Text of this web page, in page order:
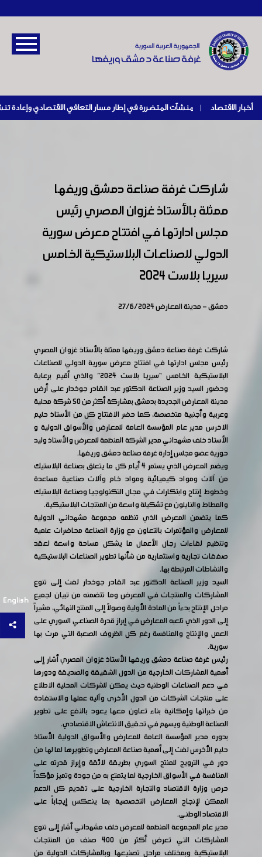
أخبار الاقتصاد |
English
شاركت غرفة صناعة دمشق وريفها
ممثلة بالأستاذ غزوان المصري رئيس
مجلس ادارتها في افتتاح معرض سورية
الدولي للصناعات البلاستيكية الخامس
سيريا بلاست 2024
دمشق - مدينة المعارض 27/6/2024
شاركت غرفة صناعة دمشق وريفها ممثلة بالأستاذ غزوان المصري
رئيس مجلس ادارتها في افتتاح معرض سورية الدولي للصناعات
البلاستيكية الخامس “سيريا بلاست 2024” والذي أقيم برعاية
وحضور السيد وزير الصناعة الدكتور عبد القادر جوخدار على أرض
مدينة المعارض الجديدة بدمشق بمشاركة أكثر من 50 شركة محلية
وعربية وأجنبية متخصصة، كما حضر الافتتاح كل من الأستاذ حليم
الاخرس مدير عام المؤسسة العامة للمعارض والأسواق الدولية و
الأستاذ خلف مشهداني مدير الشركة المنظمة للمعرض والأستاذ وليد
حورية عضو مجلس إدارة غرفة صناعة دمشق وريفها.
ويضم المعرض الذي يستمر 4 أيام كل ما يتعلق بصناعة البلاستيك
من آلات ومواد كيميائية ومواد خام وآلات صناعية مساعدة
وخطوط إنتاج وابتكارات في مجال التكنولوجيا وصناعة البلاستيك
والمطاط والنايلون مع تشكيلة واسعة من المنتجات البلاستيكية.
كما يتضمن المعرض الذي تنظمه مجموعة مشهداني الدولية
للمعارض والمؤتمرات بالتعاون مع وزارة الصناعة محاضرات علمية
وتنظيم لقاءات رجال الأعمال ما يشكل مساحة واسعة لعقد
صفقات تجارية واستثمارية من شأنها تطوير الصناعات البلاستيكية
والنشاطات المرتبطة بها.
السيد وزير الصناعة الدكتور عبد القادر جوخدار لفت إلى تنوع
المشاركات والمنتجات في المعرض وما تتضمنه من تبيان لجميع
مراحل الإنتاج بدءاً من المادة الأولية وصولاً إلى المنتج النهائي، مشيراً
إلى الدور الذي تلعبه المعارض في إبراز قدرة الصناعي السوري على
العمل والإنتاج والمنافسة رغم كل الظروف الصعبة التي مرت بها
سورية.
رئيس غرفة صناعة دمشق وريفها الأستاذ غزوان المصري أشار إلى
أهمية المشاركات الخارجية من الدول الشقيقة والصديقة ودورها
في دعم الصناعات الوطنية حيث يمكن للشركات المحلية الاطلاع
على منتجات الشركات من الدول الأخرى وآلية عملها والاستفادة
من خبراتها وإمكانية بناء تعاون معها يعود بالنفع على تطوير
الصناعة الوطنية ويسهم في تحقيق الانتعاش الاقتصادي.
بدوره مدير المؤسسة العامة للمعارض والأسواق الدولية الأستاذ
حليم الأخرس لفت إلى أهمية صناعة المعارض وتطويرها لما لها من
دور في الترويج للمنتج السوري بطريقة لائقة وإبراز قدرته على
المنافسة في الأسواق الخارجية لما يتمتع به من جودة وتميز مؤكداً
حرص وزارة الاقتصاد والتجارة الخارجية على تقديم كل الدعم
الممكن لإنجاح المعارض التخصصية بما ينعكس إيجاباً على
الاقتصاد الوطني.
مدير عام المجموعة المنظمة للمعرض خلف مشهداني أشار إلى تنوع
المشاركات التي تعرض أكثر من 400 صنف من المنتجات
البلاستيكية وبمختلف مراحل تصنيعها وبالمشاركات الدولية من